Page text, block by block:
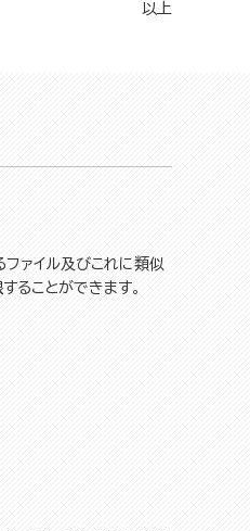
以上
ファイル及びこれに類似
ることができます。